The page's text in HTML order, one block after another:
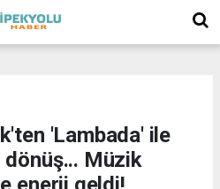
'Lambada' ile
dönüş... Müzik